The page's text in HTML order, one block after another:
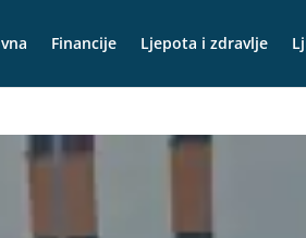
Financije Ljepota i zdravlje